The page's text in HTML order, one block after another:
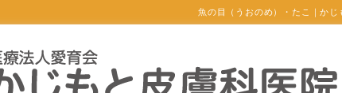
魚の目（うおのめ）・たこ｜か